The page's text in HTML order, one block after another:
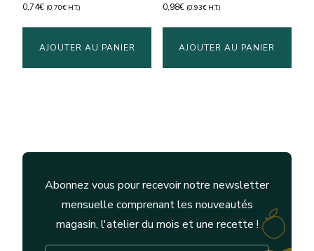
0,74€ (0,70€ H.T.)
AJOUTER AU PANIER
0,98€ (0,93€H.T.)
AJOUTER AU PANIER
Abonnez vous pour recevoir notre newsletter
mensuelle comprenant les nouveautés
magasin, l'atelier du mois et une recette !